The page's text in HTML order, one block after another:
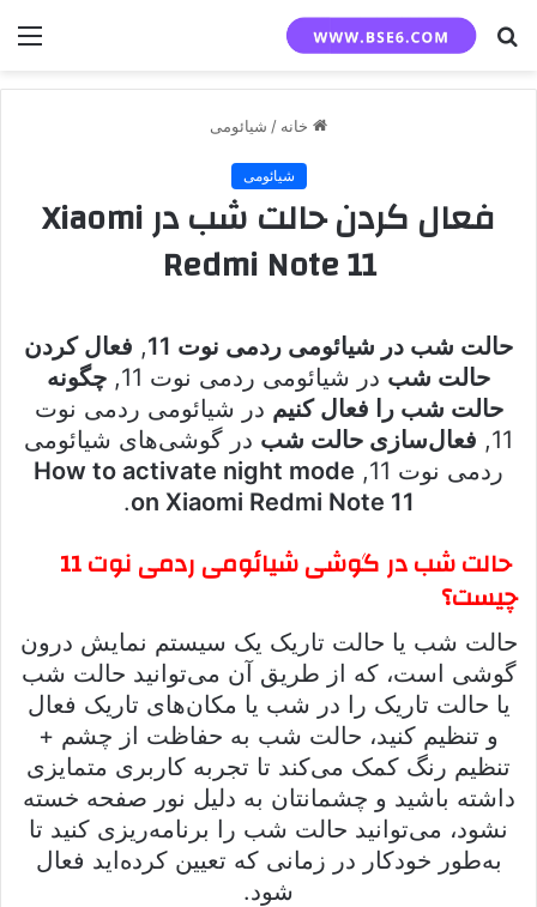
جستجو
خانه / شیائومی
شیائومی
فعال کردن حالت شب در Xiaomi
Redmi Note 11
حالت شب در شیائومی ردمی نوت 11 , فعال کردن
حالت شب در شیائومی ردمی نوت 11,
چگونه
حالت شب را فعال کنیم در شیائومی ردمی نوت
11, فعال‌سازی حالت شب در گوشی‌های شیائومی
ردمی نوت 11,
How to activate night mode
on Xiaomi Redmi Note 11
.
حالت شب در گوشی شیائومی ردمی نوت 11
چیست؟
حالت شب یا حالت تاریک یک سیستم نمایش درون
گوشی است، که از طریق آن می‌توانید حالت شب
یا حالت تاریک را در شب یا مکان‌های تاریک فعال
و تنظیم کنید، حالت شب به حفاظت از چشم +
تنظیم رنگ کمک می‌کند تا تجربه کاربری متمایزی
داشته باشید و چشمانتان به دلیل نور صفحه خسته
نشود، می‌توانید حالت شب را برنامه‌ریزی کنید تا
به‌طور خودکار در زمانی که تعیین کرده‌اید فعال
شود.